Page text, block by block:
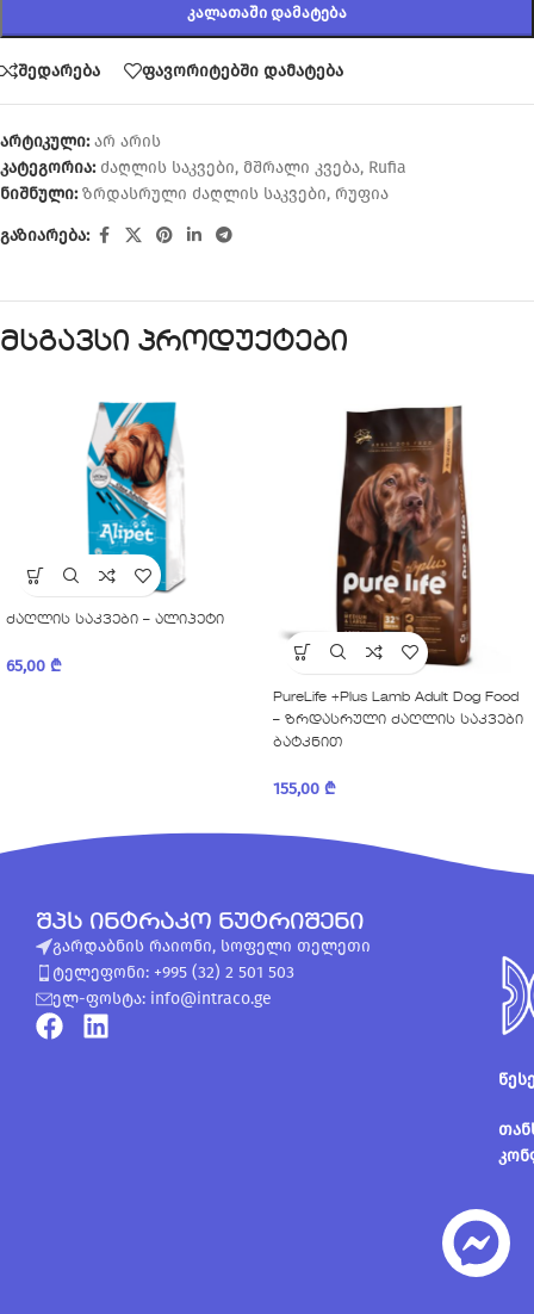
ᲙᲐᲚᲐᲗᲐᲨᲘ ᲓᲐᲛᲐᲢᲔᲑᲐ
შედარება ფავორიტებში დამატება
არტიკული:არ არის
კატეგორია: ძაღლის საკვები, მშრალი კვება, Rufia
ნიშნული: ზრდასრული ძაღლის საკვები, რუფია
გაზიარება:
მსგავსი პროდუქტები
ძაღლის საკვები – ალიპეტი
65,00 ₾
PureLife +Plus Lamb Adult Dog Food
– ზრდასრული ძაღლის საკვები
ბატკნით
155,00 ₾
შპს ინტრაკო ნუტრიშენი
გარდაბნის რაიონი, სოფელი თელეთი
ტელეფონი: +995 (32) 2 501 503
ელ-ფოსტა: info@intraco.ge